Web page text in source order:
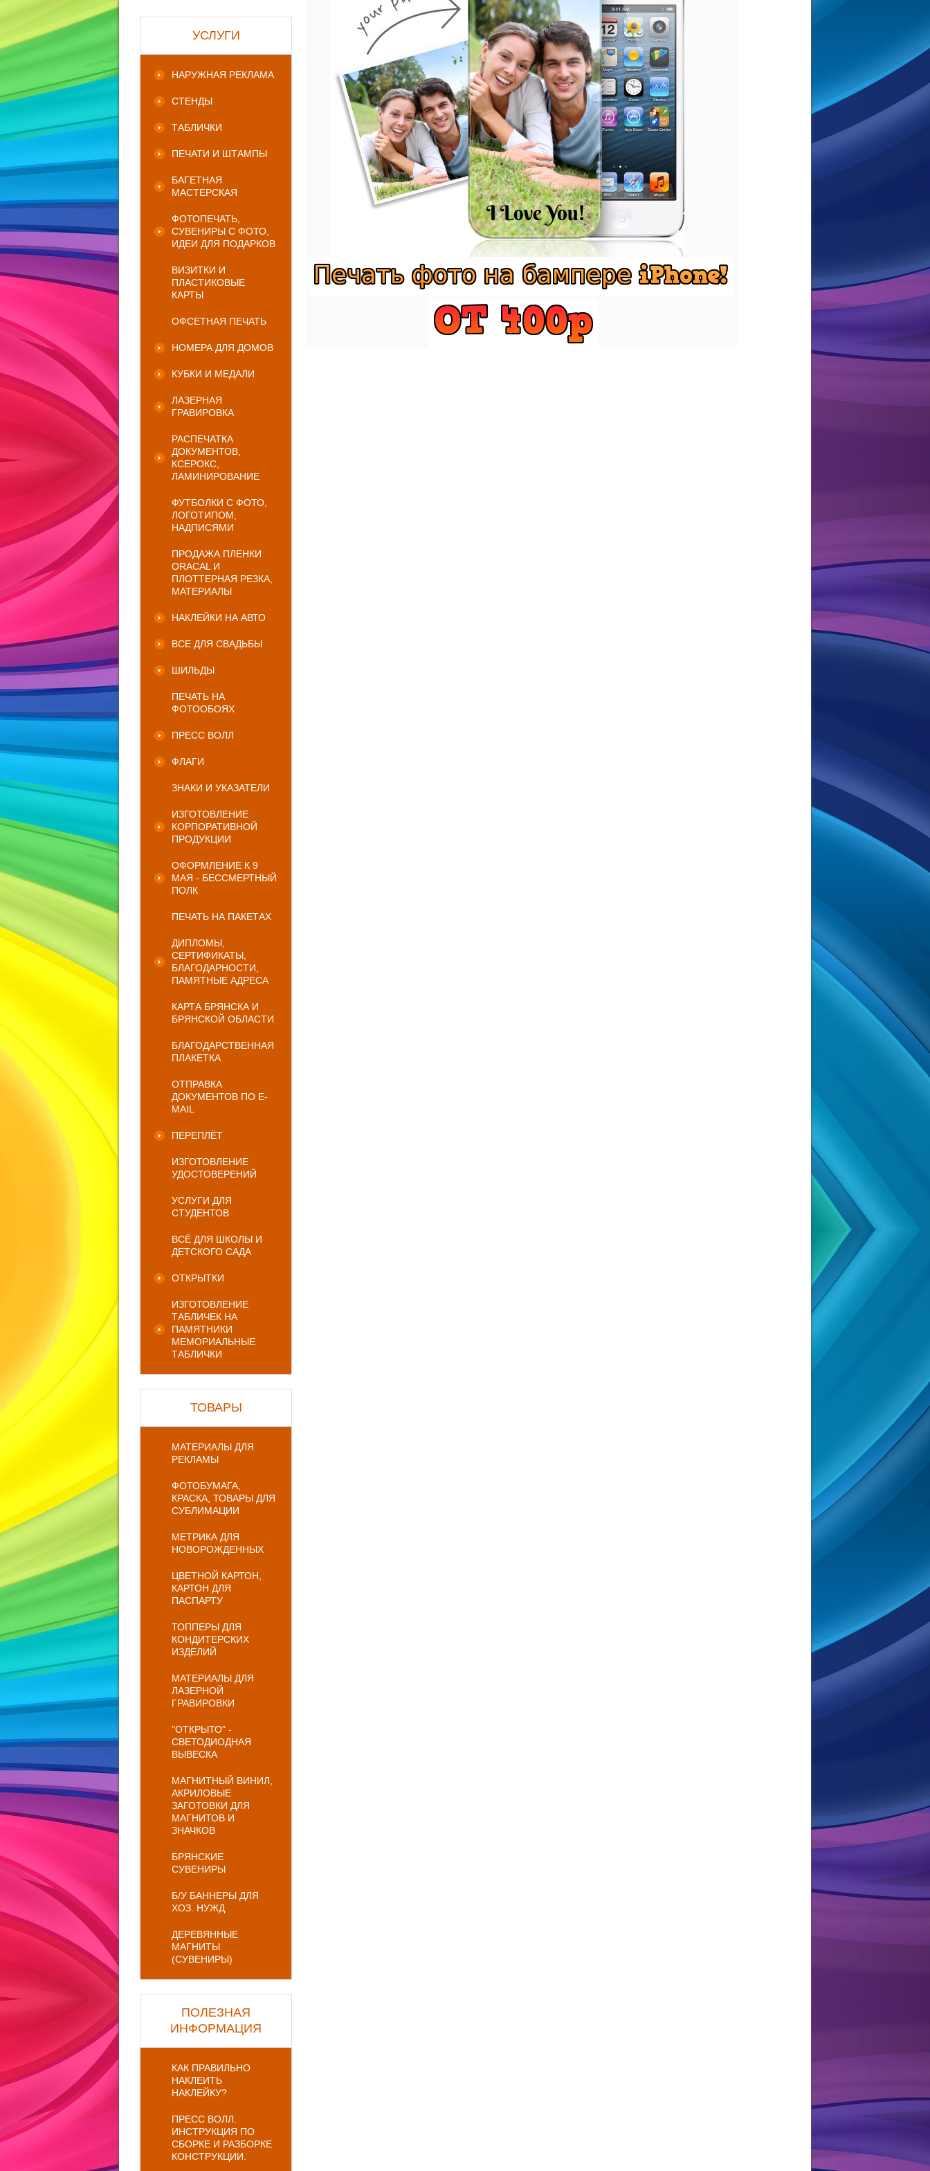
УСЛУГИ
НАРУЖНАЯ РЕКЛАМА
СТЕНДЫ
ТАБЛИЧКИ
ПЕЧАТИ И ШТАМПЫ
БАГЕТНАЯ
МАСТЕРСКАЯ
ФОТОПЕЧАТЬ,
СУВЕНИРЫ С ФОТО,
ИДЕИ ДЛЯ ПОДАРКОВ
ВИЗИТКИ И
ПЛАСТИКОВЫЕ
КАРТЫ
ОФСЕТНАЯ ПЕЧАТЬ
НОМЕРА ДЛЯ ДОМОВ
КУБКИ И МЕДАЛИ
ЛАЗЕРНАЯ
ГРАВИРОВКА
РАСПЕЧАТКА
ДОКУМЕНТОВ,
КСЕРОКС,
ЛАМИНИРОВАНИЕ
ФУТБОЛКИ С ФОТО,
ЛОГОТИПОМ,
НАДПИСЯМИ
ПРОДАЖА ПЛЕНКИ
ORACAL И
ПЛОТТЕРНАЯ РЕЗКА,
МАТЕРИАЛЫ
НАКЛЕЙКИ НА АВТО
ВСЕ ДЛЯ СВАДЬБЫ
ШИЛЬДЫ
ПЕЧАТЬ НА
ФОТООБОЯХ
ПРЕСС ВОЛЛ
ФЛАГИ
ЗНАКИ И УКАЗАТЕЛИ
ИЗГОТОВЛЕНИЕ
КОРПОРАТИВНОЙ
ПРОДУКЦИИ
ОФОРМЛЕНИЕ К 9
МАЯ - БЕССМЕРТНЫЙ
ПОЛК
ПЕЧАТЬ НА ПАКЕТАХ
ДИПЛОМЫ,
СЕРТИФИКАТЫ,
БЛАГОДАРНОСТИ,
ПАМЯТНЫЕ АДРЕСА
КАРТА БРЯНСКА И
БРЯНСКОЙ ОБЛАСТИ
БЛАГОДАРСТВЕННАЯ
ПЛАКЕТКА
ОТПРАВКА
ДОКУМЕНТОВ ПО E-
MAIL
ПЕРЕПЛЁТ
ИЗГОТОВЛЕНИЕ
УДОСТОВЕРЕНИЙ
УСЛУГИ ДЛЯ
СТУДЕНТОВ
ВСЁ ДЛЯ ШКОЛЫ И
ДЕТСКОГО САДА
ОТКРЫТКИ
ИЗГОТОВЛЕНИЕ
ТАБЛИЧЕК НА
ПАМЯТНИКИ
МЕМОРИАЛЬНЫЕ
ТАБЛИЧКИ
ТОВАРЫ
МАТЕРИАЛЫ ДЛЯ
РЕКЛАМЫ
ФОТОБУМАГА,
КРАСКА, ТОВАРЫ ДЛЯ
СУБЛИМАЦИИ
МЕТРИКА ДЛЯ
НОВОРОЖДЕННЫХ
ЦВЕТНОЙ КАРТОН,
КАРТОН ДЛЯ
ПАСПАРТУ
ТОППЕРЫ ДЛЯ
КОНДИТЕРСКИХ
ИЗДЕЛИЙ
МАТЕРИАЛЫ ДЛЯ
ЛАЗЕРНОЙ
ГРАВИРОВКИ
"ОТКРЫТО" -
СВЕТОДИОДНАЯ
ВЫВЕСКА
МАГНИТНЫЙ ВИНИЛ,
АКРИЛОВЫЕ
ЗАГОТОВКИ ДЛЯ
МАГНИТОВ И
ЗНАЧКОВ
БРЯНСКИЕ
СУВЕНИРЫ
Б/У БАННЕРЫ ДЛЯ
ХОЗ. НУЖД
ДЕРЕВЯННЫЕ
МАГНИТЫ
(СУВЕНИРЫ)
ПОЛЕЗНАЯ
ИНФОРМАЦИЯ
КАК ПРАВИЛЬНО
НАКЛЕИТЬ
НАКЛЕЙКУ?
ПРЕСС ВОЛЛ.
ИНСТРУКЦИЯ ПО
СБОРКЕ И РАЗБОРКЕ
КОНСТРУКЦИИ.